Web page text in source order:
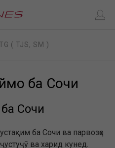
TG ( TJS, SM )
ба Сочи
Сочи
ба Сочи ва парвозҳо
ва харид кунед.